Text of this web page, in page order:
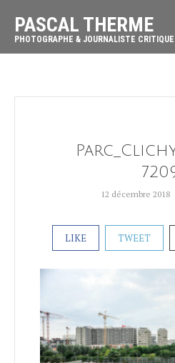
PASCAL THERME
PHOTOGRAPHE & JOURNALISTE
12 décembre 2018
LIKE TWEET